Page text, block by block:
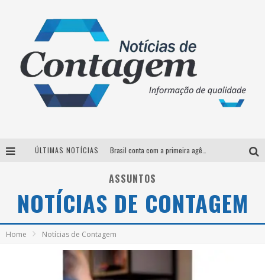
ÚLTIMAS NOTÍCIAS
Votação para o concurso Rainha do Pedro Leopoldo Rodeio Show 2026 é liberada no G1
Suzy Brasil desembarca em Belo Horizonte nesta quinta-feira com o espetáculo “Uma Noite Horripilante”
ASSUNTOS
NOTÍCIAS DE CONTAGEM
Home Notícias de Contagem